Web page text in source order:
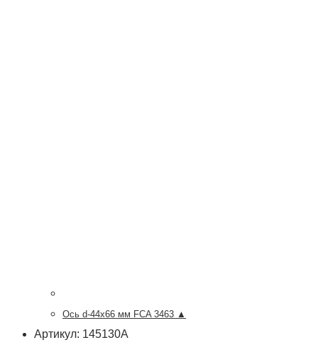
Ось d-44х66 мм FCA 3463 ▲
Артикул: 145130А